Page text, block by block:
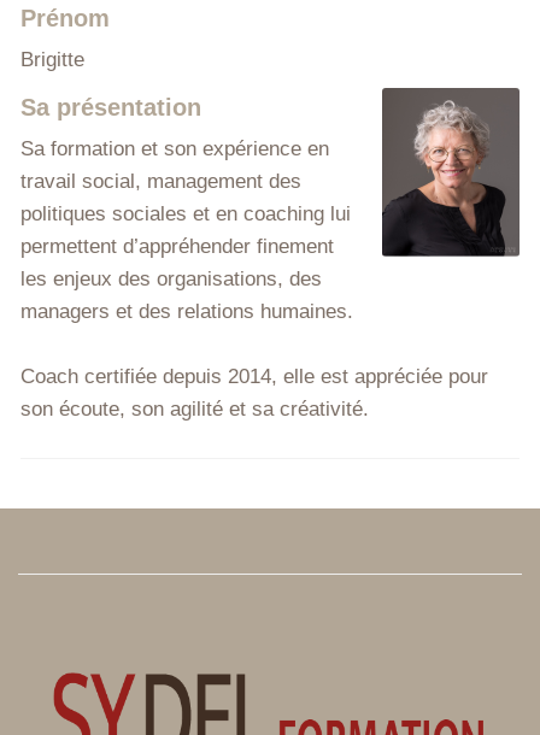
Prénom
Brigitte
Sa présentation
Sa formation et son expérience en
travail social, management des
politiques sociales et en coaching lui
permettent d’appréhender finement
les enjeux des organisations, des
managers et des relations humaines.
Coach certifiée depuis 2014, elle est appréciée pour
son écoute, son agilité et sa créativité.